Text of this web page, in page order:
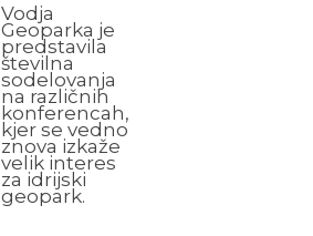
Vodja
Geoparka je
predstavila
številna
sodelovanja
na različnih
konferencah,
kjer se vedno
znova izkaže
velik interes
za idrijski
geopark.